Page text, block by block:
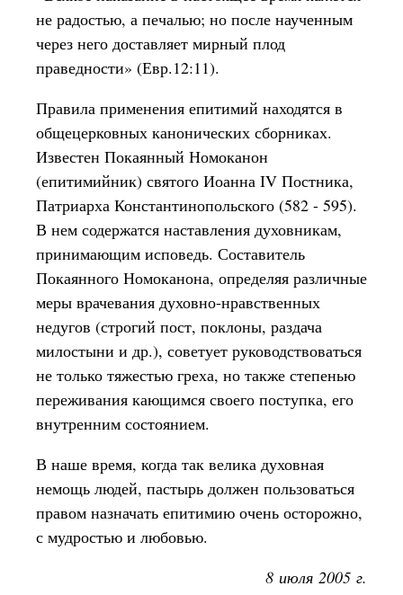
не радостью, а печалью; но после наученным
через него доставляет мирный плод
праведности» (Евр.12:11).
Правила применения епитимий находятся в
общецерковных канонических сборниках.
Известен Покаянный Номоканон
(епитимийник) святого Иоанна IV Постника,
Патриарха Константинопольского (582 - 595).
В нем содержатся наставления духовникам,
принимающим исповедь. Составитель
Покаянного Номоканона, определяя различные
меры врачевания духовно-нравственных
недугов (строгий пост, поклоны, раздача
милостыни и др.), советует руководствоваться
не только тяжестью греха, но также степенью
переживания кающимся своего поступка, его
внутренним состоянием.
В наше время, когда так велика духовная
немощь людей, пастырь должен пользоваться
правом назначать епитимию очень осторожно,
с мудростью и любовью.
8 июля 2005 г.